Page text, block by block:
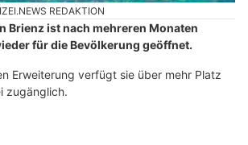
REDAKTION
Brienz ist nach mehreren Monaten
für die Bevölkerung geöffnet.
Erweiterung verfügt sie über mehr Platz
zugänglich.